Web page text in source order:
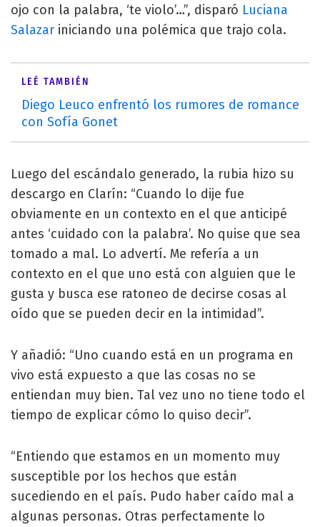
ojo con la palabra, ‘te violo’…”, disparó Luciana
Salazar iniciando una polémica que trajo cola.
LEÉ TAMBIÉN
Diego Leuco enfrentó los rumores de romance
con Sofía Gonet
Luego del escándalo generado, la rubia hizo su
descargo en Clarín: “Cuando lo dije fue
obviamente en un contexto en el que anticipé
antes ‘cuidado con la palabra’. No quise que sea
tomado a mal. Lo advertí. Me refería a un
contexto en el que uno está con alguien que le
gusta y busca ese ratoneo de decirse cosas al
oído que se pueden decir en la intimidad”.
Y añadió: “Uno cuando está en un programa en
vivo está expuesto a que las cosas no se
entiendan muy bien. Tal vez uno no tiene todo el
tiempo de explicar cómo lo quiso decir”.
“Entiendo que estamos en un momento muy
susceptible por los hechos que están
sucediendo en el país. Pudo haber caído mal a
algunas personas. Otras perfectamente lo